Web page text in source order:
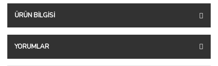
ÜRÜN BILGISI
YORUMLAR